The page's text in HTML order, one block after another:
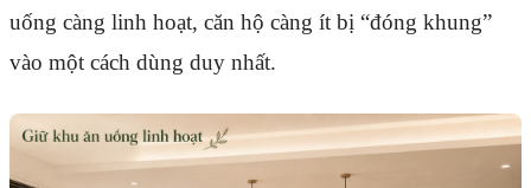
uống càng linh hoạt, căn hộ càng ít bị “đóng khung”
vào một cách dùng duy nhất.